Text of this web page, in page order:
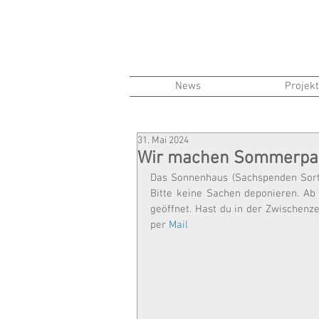
News
Wir machen
31. Mai 2024
Das Sonnenhaus (Sachspenden
Bitte keine Sachen deponieren.
geöffnet. Hast du in der
per Mail